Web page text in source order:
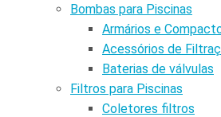
Bombas para Piscinas
Armários e
Acessórios de
Baterias de válvulas
Filtros para Piscinas
Coletores filtros